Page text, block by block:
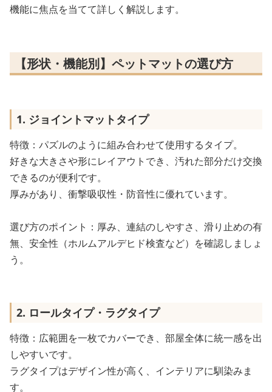
機能に焦点を当てて詳しく解説します。
【形状・機能別】ペットマットの選び方
1. ジョイントマットタイプ
特徴：パズルのように組み合わせて使用するタイプ。
好きな大きさや形にレイアウトでき、汚れた部分だけ交換
できるのが便利です。
厚みがあり、衝撃吸収性・防音性に優れています。
選び方のポイント：厚み、連結のしやすさ、滑り止めの有
無、安全性（ホルムアルデヒド検査など）を確認しましょ
う。
2. ロールタイプ・ラグタイプ
特徴：広範囲を一枚でカバーでき、部屋全体に統一感を出
しやすいです。
ラグタイプはデザイン性が高く、インテリアに馴染みま
す。